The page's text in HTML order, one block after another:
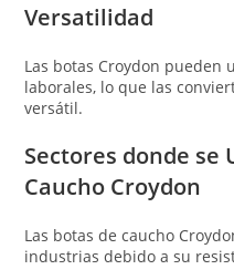
Versatilidad
Las botas Croydon pueden
laborales, lo que las
versátil.
Sectores donde se
Caucho Croydon
Las botas de caucho
industrias debido a su